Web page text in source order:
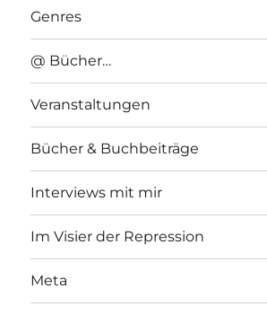
Genres
@ Bücher…
Veranstaltungen
Bücher & Buchbeiträge
Interviews mit mir
Im Visier der Repression
Meta